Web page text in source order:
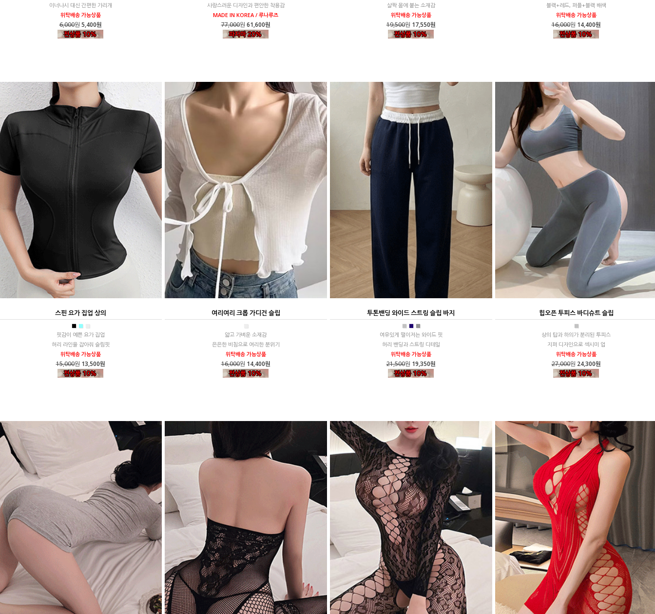
이너나시 대신 간편한 가리개
위탁배송 가능상품
6,000원 5,400원
사랑스러운 디자인과 편안한 착용감
MADE IN KOREA / 루나루즈
77,000원 61,600원
살짝 몸에 붙는 소재감
위탁배송 가능상품
19,500원 17,550원
블랙+레드, 퍼플+블랙 배색
위탁배송 가능상품
16,000원 14,400원
스핀 요가 집업 상의
■ ■ ■
핏감이 예쁜 요가 집업
허리 라인을 잡아줘 슬림핏
위탁배송 가능상품
15,000원 13,500원
여리여리 크롭 가디건 슬립
■
얇고 가벼운 소재감
은은한 비침으로 여리한 분위기
위탁배송 가능상품
16,000원 14,400원
투톤밴딩 와이드 스트링 슬립 바지
■ ■ ■
여유있게 떨이저는 와이드 핏
허리 밴딩과 스트링 디테일
위탁배송 가능상품
21,500원 19,350원
힙오픈 투피스 바디슈트 슬립
■
상의 탑과 하의가 분리된 투피스
지퍼 디자인으로 섹시미 업
위탁배송 가능상품
27,000원 24,300원